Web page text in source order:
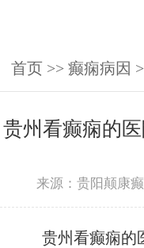
首页 >> 癫痫病因
贵州看癫痫的
来源：贵阳颠康
贵州看癫痫的